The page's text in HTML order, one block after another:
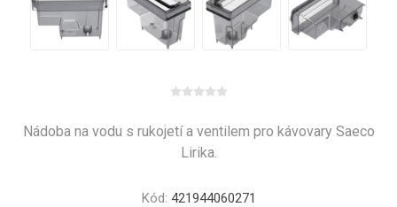
Nádoba na vodu s rukojetí a ventilem pro kávovary Saeco
Lirika.
Kód: 421944060271